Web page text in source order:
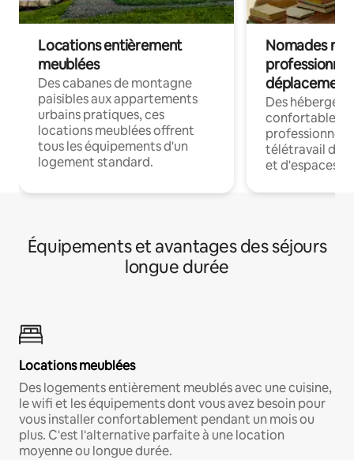
Locations entièrement
meublées
Des cabanes de montagne
paisibles aux appartements
urbains pratiques, ces
locations meublées offrent
tous les équipements d'un
logement standard.
Nomades
déplacement
Des
confortables
professionnels
télétravail
et d'espaces
Équipements et avantages des séjours
longue durée
Locations meublées
Des logements entièrement meublés avec une cuisine,
le wifi et les équipements dont vous avez besoin pour
vous installer confortablement pendant un mois ou
plus. C'est l'alternative parfaite à une location
moyenne ou longue durée.